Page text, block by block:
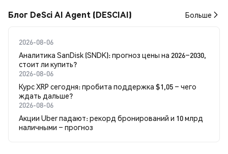
Блог DeSci AI Agent (DESCIAI) Больше
2026-08-06
Аналитика SanDisk (SNDK): прогноз цены на 2026–2030,
стоит ли купить?
2026-08-06
Курс XRP сегодня: пробита поддержка $1,05 – чего
ждать дальше?
2026-08-06
Акции Uber падают: рекорд бронирований и 10 млрд
наличными – прогноз